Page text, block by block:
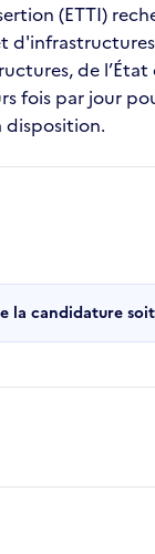
(ETTI)
de
fois par jour
disposition.
la candidature